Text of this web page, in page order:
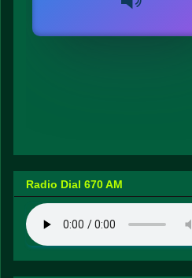
Radio Dial 670 AM